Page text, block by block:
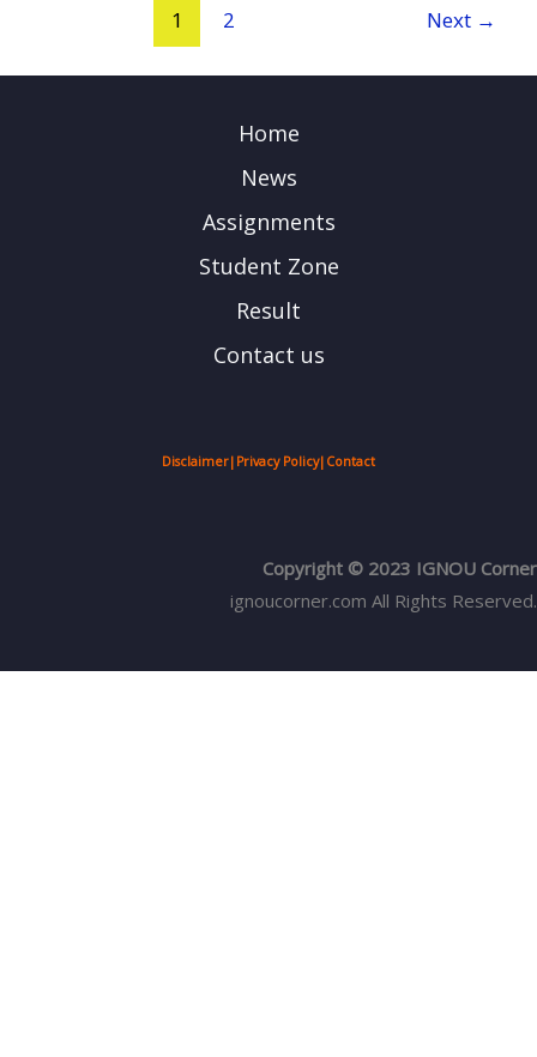
1 2 Next →
Home
News
Assignments
Student Zone
Result
Contact us
Disclaimer| Privacy Policy| Contact
Copyright © 2023 IGNOU Corner
ignoucorner.com All Rights Reserved.